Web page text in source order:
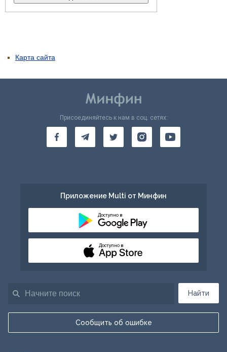
Карта сайта
Найти
Сообщить об ошибке
Присоединяйтесь к нам в соц. сетях:
Приложение Multi от Минфин
Доступно в
Доступно в